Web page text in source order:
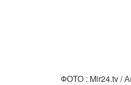
ФОТО : Mir24.tv /